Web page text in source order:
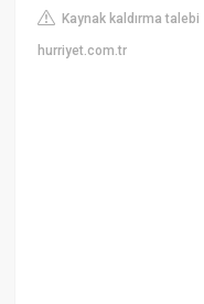
Kaynak kaldırma talebi
hurriyet.com.tr